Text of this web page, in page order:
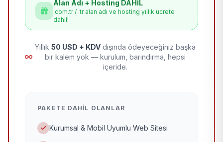
Alan Adı + Hosting DAHİL
.com.tr / .tr alan adı ve hosting yıllık ücrete
dahil!
Yıllık 50 USD + KDV dışında ödeyeceğiniz başka
bir kalem yok — kurulum, barındırma, hepsi
içeride.
PAKETE DAHIL OLANLAR
Kurumsal & Mobil Uyumlu Web Sitesi